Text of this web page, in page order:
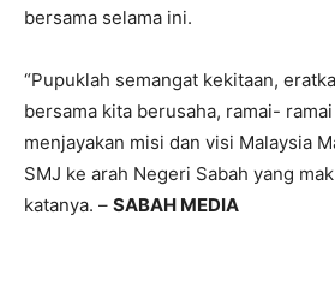
bersama selama ini.
“Pupuklah semangat kekitaan,
bersama kita berusaha, ramai-
menjayakan misi dan visi Malaysia
SMJ ke arah Negeri Sabah yang
katanya. – SABAH MEDIA